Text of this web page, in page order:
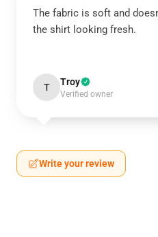
The fabric is soft and
the shirt looking fresh.
T Troy
Verified owner
Write your review